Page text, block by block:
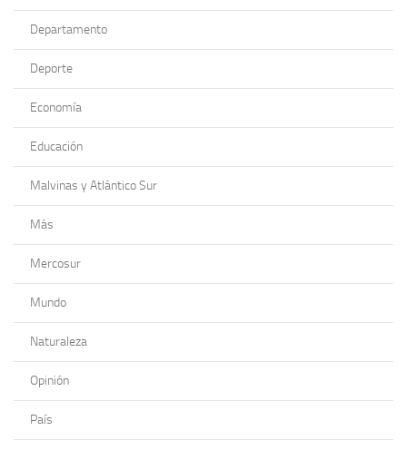
Departamento
Deporte
Economía
Educación
Malvinas y Atlántico Sur
Más
Mercosur
Mundo
Naturaleza
Opinión
País